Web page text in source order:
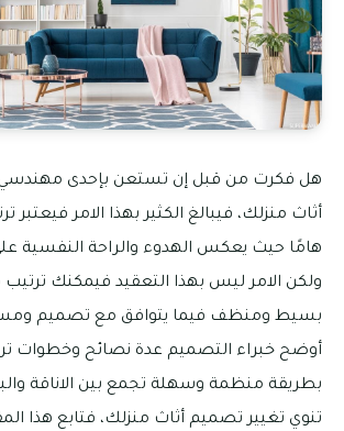
هل فكرت من قبل إن تستعن بإحدى مهندسي
أثاث منزلك، فيبالغ الكثير بهذا الامر فيعتبر
هامًا حيث يعكس الهدوء والراحة النفسية
ولكن الامر ليس بهذا التعقيد فيمكنك
بسيط ومنظف فيما يتوافق مع تصميم
أوضح خبراء التصميم عدة نصائح وخطوات
بطريقة منظمة وسهلة تجمع بين الاناقة
تنوي تغيير تصميم أثاث منزلك، فتابع هذا